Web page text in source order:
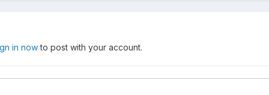
in nowto post with your account.